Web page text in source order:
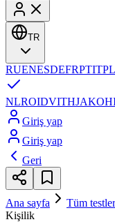
TR
RUENESDEFRPTITPL
NLROIDVITHJAKO
Giriş yap
Giriş yap
Geri
Ana sayfa Tüm testler
Kişilik